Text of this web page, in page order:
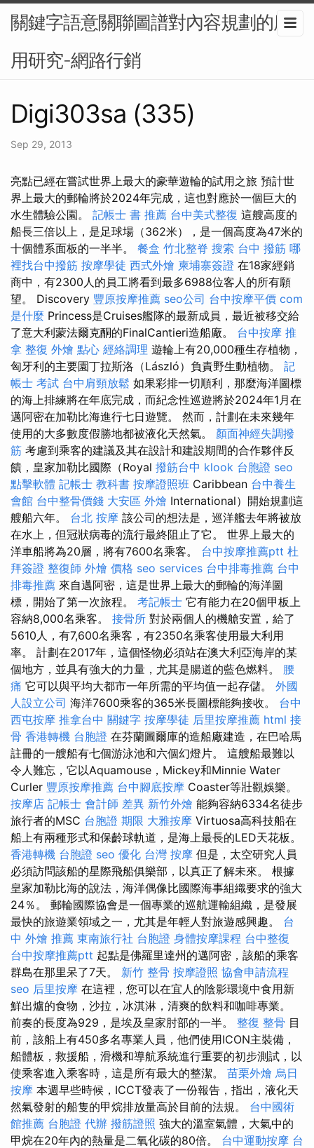
關鍵字語意關聯圖譜對內容規劃的應
用研究-網路行銷
Digi303sa (335)
Sep 29, 2013
亮點已經在嘗試世界上最大的豪華遊輪的試用之旅 預計世
界上最大的郵輪將於2024年完成，這也對應於一個巨大的
水生體驗公園。 記帳士 書 推薦 台中美式整復 這艘高度的
船長三倍以上，是足球場（362米），是一個高度為47米的
十個體系面板的一半半。 餐盒 竹北整脊 搜索 台中 撥筋 哪
裡找台中撥筋 按摩學徒 西式外燴 柬埔寨簽證 在18家經銷
商中，有2300人的員工將看到最多6988位客人的所有願
望。 Discovery 豐原按摩推薦 seo公司 台中按摩平價 com
是什麼 Princess是Cruises艦隊的最新成員，最近被移交給
了意大利蒙法爾克酮的FinalCantieri造船廠。 台中按摩 推
拿 整復 外燴 點心 經絡調理 遊輪上有20,000種生存植物，
匈牙利的主要園丁拉斯洛（László）負責野生動植物。 記
帳士 考試 台中肩頸放鬆 如果彩排一切順利，那麼海洋圖標
的海上排練將在年底完成，而紀念性巡遊將於2024年1月在
邁阿密在加勒比海進行七日遊覽。 然而，計劃在未來幾年
使用的大多數度假勝地都被液化天然氣。 顏面神經失調撥
筋 考慮到乘客的建議及其在設計和建設期間的合作夥伴反
饋，皇家加勒比國際（Royal 撥筋台中 klook 台胞證 seo
點擊軟體 記帳士 教科書 按摩證照班 Caribbean 台中養生
會館 台中整骨價錢 大安區 外燴 International）開始規劃這
艘船六年。 台北 按摩 該公司的想法是，巡洋艦去年將被放
在水上，但冠狀病毒的流行最終阻止了它。 世界上最大的
洋車船將為20層，將有7600名乘客。 台中按摩推薦ptt 杜
拜簽證 整復師 外燴 價格 seo services 台中排毒推薦 台中
排毒推薦 來自邁阿密，這是世界上最大的郵輪的海洋圖
標，開始了第一次旅程。 考記帳士 它有能力在20個甲板上
容納8,000名乘客。 接骨所 對於兩個人的機艙安置，給了
5610人，有7,600名乘客，有2350名乘客使用最大利用
率。 計劃在2017年，這個怪物必須站在澳大利亞海岸的某
個地方，並具有強大的力量，尤其是腸道的藍色燃料。 腰
痛 它可以與平均大都市一年所需的平均值一起存儲。 外國
人設立公司 海洋7600乘客的365米長圖標能夠接收。 台中
西屯按摩 推拿台中 關鍵字 按摩學徒 后里按摩推薦 html 接
骨 香港轉機 台胞證 在芬蘭圖爾庫的造船廠建造，在巴哈馬
註冊的一艘船有七個游泳池和六個幻燈片。 這艘船最難以
令人難忘，它以Aquamouse，Mickey和Minnie Water
Curler 豐原按摩推薦 台中腳底按摩 Coaster等壯觀娛樂。
按摩店 記帳士 會計師 差異 新竹外燴 能夠容納6334名徒步
旅行者的MSC 台胞證 期限 大雅按摩 Virtuosa高科技船在
船上有兩種形式和保齡球軌道，是海上最長的LED天花板。
香港轉機 台胞證 seo 優化 台灣 按摩 但是，太空研究人員
必須訪問該船的星際飛船俱樂部，以真正了解未來。 根據
皇家加勒比海的說法，海洋偶像比國際海事組織要求的強大
24％。 郵輪國際協會是一個專業的巡航運輸組織，是發展
最快的旅遊業領域之一，尤其是年輕人對旅遊感興趣。 台
中 外燴 推薦 東南旅行社 台胞證 身體按摩課程 台中整復
台中按摩推薦ptt 起點是佛羅里達州的邁阿密，該船的乘客
群島在那里呆了7天。 新竹 整骨 按摩證照 協會申請流程
seo 后里按摩 在這裡，您可以在宜人的陰影環境中食用新
鮮出爐的食物，沙拉，冰淇淋，清爽的飲料和咖啡專業。
前奏的長度為929，是埃及皇家肘部的一半。 整復 整骨 目
前，該船上有450多名專業人員，他們使用ICON主裝備，
船體板，救援船，滑機和導航系統進行重要的初步測試，以
使乘客進入乘客時，這是所有最大的整潔。 苗栗外燴 烏日
按摩 本週早些時候，ICCT發表了一份報告，指出，液化天
然氣發射的船隻的甲烷排放量高於目前的法規。 台中國術
館推薦 台胞證 代辦 撥筋證照 強大的溫室氣體，大氣中的
甲烷在20年內的熱量是二氧化碳的80倍。 台中運動按摩 台